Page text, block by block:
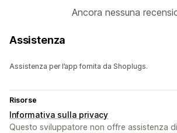
Ancora nessuna
Assistenza
Assistenza per l’app fornita da Shoplugs.
Risorse
Informativa sulla privacy
Questo sviluppatore non offre assistenza